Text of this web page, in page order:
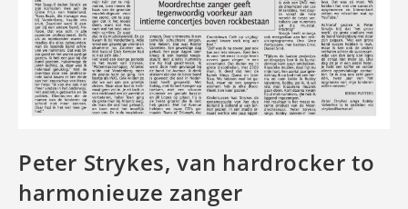
Peter Strykes, van hardrocker to
harmonieuze zanger